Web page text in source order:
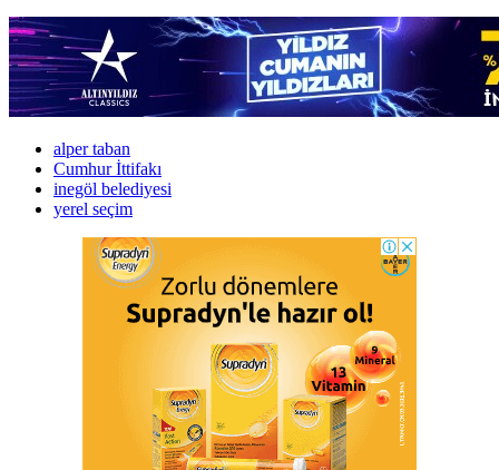
alper taban
Cumhur İttifakı
inegöl belediyesi
yerel seçim